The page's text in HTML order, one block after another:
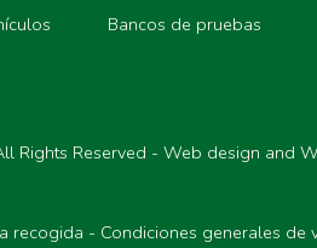
Bancos de pruebas
Rights Reserved - Web design and
recogida - Condiciones generales de